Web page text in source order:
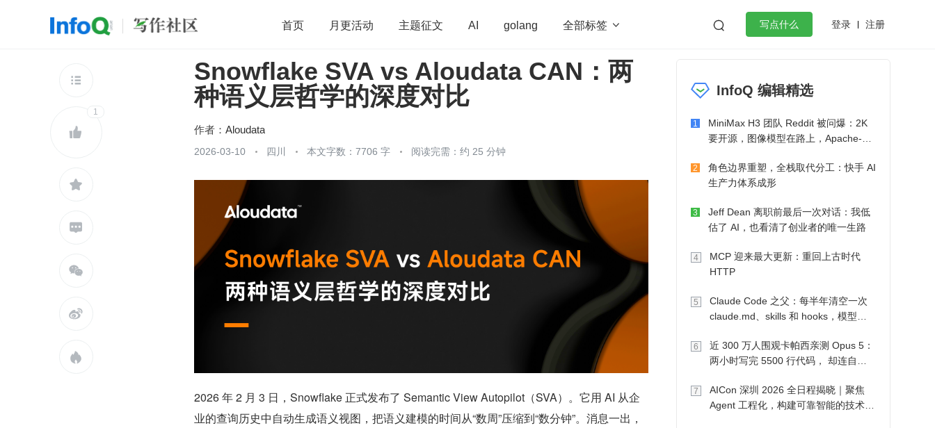
首页 月更活动 主题征文 AI golang 全部标签   写点什么 登录 注册
开源 架构 OpenHarmony 算法 学习方法 Web3.0 高效工作
团队管理 程序员 运维 深度思考 微服务架构 flutter
查看更多


1





Snowflake SVA vs Aloudata CAN：两
种语义层哲学的深度对比
作者： Aloudata
2026-03-10 四川 本文字数：7706 字 阅读完需：约 25 分钟
2026 年 2 月 3 日，Snowflake 正式发布了 Semantic View Autopilot（SVA）。它用 AI 从企
业的查询历史中自动生成语义视图，把语义建模的时间从“数周”压缩到“数分钟”。消息一出，
InfoQ 编辑精选
1
MiniMax H3 团队 Reddit 被问爆：2K
要开源，图像模型在路上，Apache-2.0
2
角色边界重塑，全栈取代分工：快手 AI
生产力体系成形
3
Jeff Dean 离职前最后一次对话：我低
估了 AI，也看清了创业者的唯一生路
4
MCP 迎来最大更新：重回上古时代
HTTP
5
Claude Code 之父：每半年清空一次
claude.md、skills 和 hooks，模型自
6
近 300 万人围观卡帕西亲测 Opus 5：
两小时写完 5500 行代码， 却连自己
7
AICon 深圳 2026 全日程揭晓｜聚焦
Agent 工程化，构建可靠智能的技术路